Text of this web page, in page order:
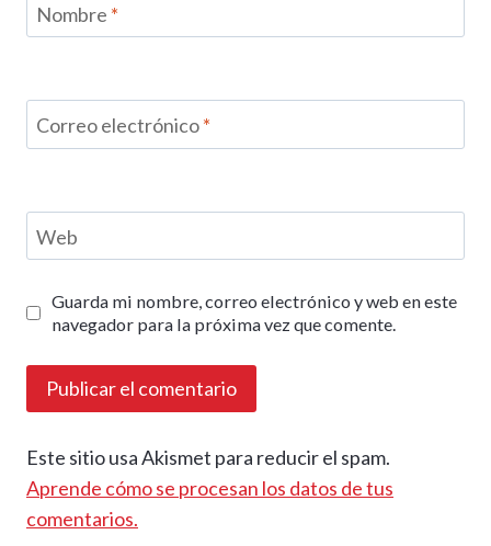
Nombre *
Correo electrónico*
Web
Guarda mi nombre, correo electrónico y web en este
navegador para la próxima vez que comente.
Este sitio usa Akismet para reducir el spam.
Aprende cómo se procesan los datos de tus
comentarios.